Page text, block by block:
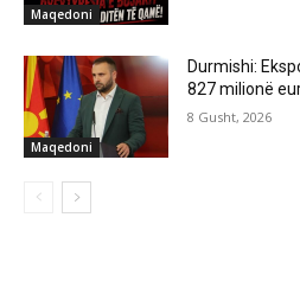
Maqedoni
Maqedoni
Durmishi:
827 milionë
8 Gusht, 2026